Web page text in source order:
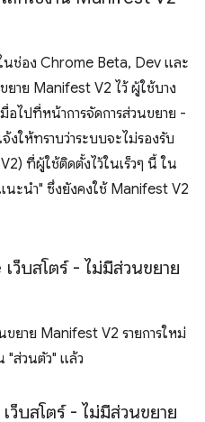
ช่อง Chrome Beta, Dev และ
าย Manifest V2 ไว้ ผู้ใช้บาง
อไปที่หน้าการจัดการส่วนขยาย -
ให้ทราบว่าระบบจะไม่รองรับ
ที่ผู้ใช้ติดตั้งไว้ในเร็วๆ นี้ ใน
ะนำ" ซึ่งยังคงใช้ Manifest V2
บสโตร์ - ไม่มีส่วนขยาย
ยาย Manifest V2 รายการใหม่
"ส่วนตัว" แล้ว
บสโตร์ - ไม่มีส่วนขยาย